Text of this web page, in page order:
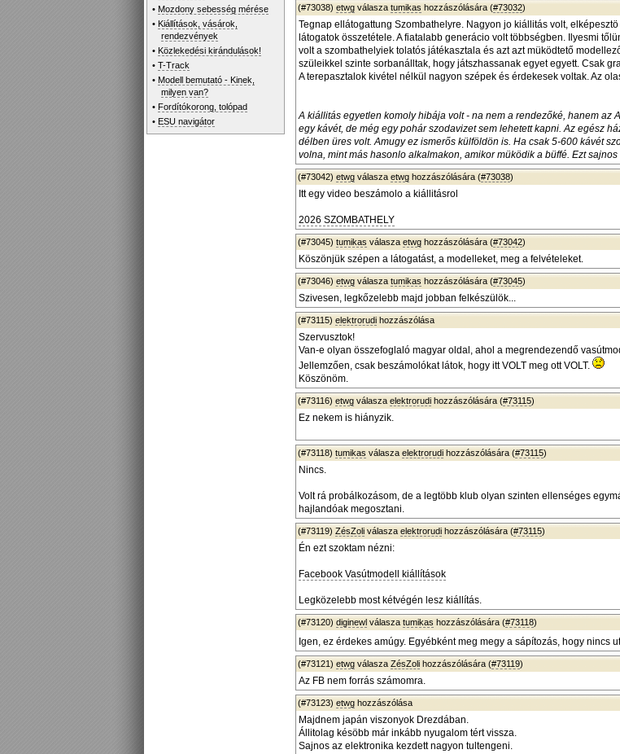
• Mozdony sebesség mérése
• Kiállítások, vásárok,
rendezvények
• Közlekedési kirándulások!
•T-Track
• Modell bemutató - Kinek,
milyen van?
• Fordítókorong, tolópad
• ESU navigátor
(#73038) etwg válasza tumikas hozzászólására (#73032)
Tegnap ellátogattung Szombathelyre. Nagyon jo kiállitás volt,
látogatok összetétele. A fiatalabb generácio volt többségben. Ilyesmi
volt a szombathelyiek tolatós játékasztala és azt azt müködtető
szüleikkel szinte sorbanálltak, hogy játszhassanak egyet egyett. Csak
A terepasztalok kivétel nélkül nagyon szépek és érdekesek voltak. Az
A kiállitás egyetlen komoly hibája volt - na nem a rendezőké, hanem az
egy kávét, de még egy pohár szodavizet sem lehetett kapni. Az egész
délben üres volt. Amugy ez ismerős külföldön is. Ha csak 5-600 kávét
volna, mint más hasonlo alkalmakon, amikor müködik a büffé. Ezt
(#73042) etwg válasza etwg hozzászólására (#73038)
Itt egy video beszámolo a kiállitásrol
2026 SZOMBATHELY
(#73045) tumikas válasza etwg hozzászólására (#73042)
Köszönjük szépen a látogatást, a modelleket, meg a felvételeket.
(#73046) etwg válasza tumikas hozzászólására (#73045)
Szivesen, legkőzelebb majd jobban felkészülök...
(#73115) elektrorudi hozzászólása
Szervusztok!
Van-e olyan összefoglaló magyar oldal, ahol a megrendezendő
Jellemzően, csak beszámolókat látok, hogy itt VOLT meg ott VOLT.
Köszönöm.
(#73116) etwg válasza elektrorudi hozzászólására (#73115)
Ez nekem is hiányzik.
(#73118) tumikas válasza elektrorudi hozzászólására (#73115)
Nincs.
Volt rá probálkozásom, de a legtöbb klub olyan szinten ellenséges
hajlandóak megosztani.
(#73119) ZésZoli válasza elektrorudi hozzászólására (#73115)
Én ezt szoktam nézni:
Facebook Vasútmodell kiállítások
Legközelebb most kétvégén lesz kiállítás.
(#73120) diginewl válasza tumikas hozzászólására (#73118)
Igen, ez érdekes amúgy. Egyébként meg megy a sápítozás, hogy nincs
(#73121) etwg válasza ZésZoli hozzászólására (#73119)
Az FB nem forrás számomra.
(#73123) etwg hozzászólása
Majdnem japán viszonyok Drezdában.
Állitolag késöbb már inkább nyugalom tért vissza.
Sajnos az elektronika kezdett nagyon tultengeni.